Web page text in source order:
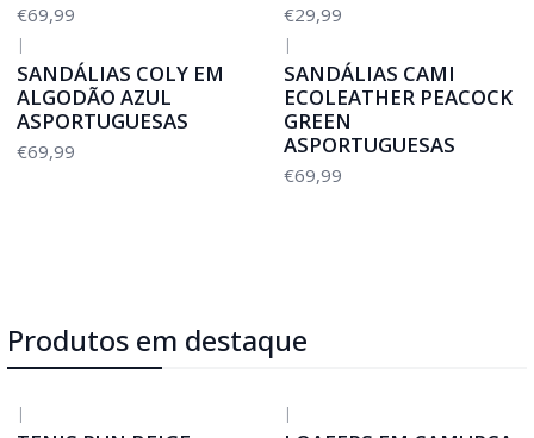
€69,99 €29,99
|
SANDÁLIAS COLY EM
ALGODÃO AZUL
ASPORTUGUESAS
€69,99
|
SANDÁLIAS CAMI
ECOLEATHER PEACOCK
GREEN
ASPORTUGUESAS
€69,99
Produtos em destaque
| |